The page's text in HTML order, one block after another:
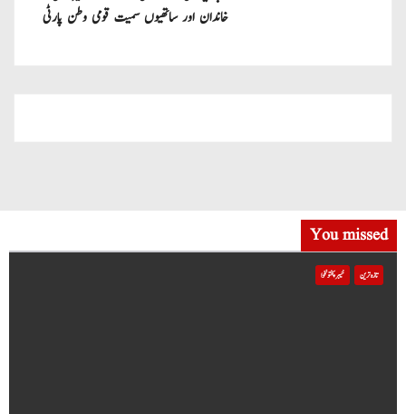
خاندان اور ساتھیوں سمیت قومی وطن پارٹی
You missed
تازہ ترین خیبر پختونخوا